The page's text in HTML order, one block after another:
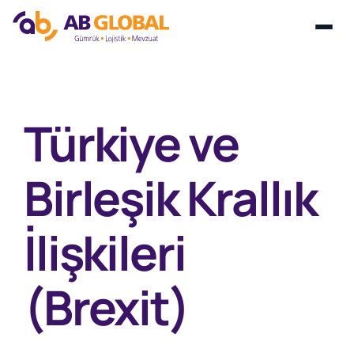
Türkiye ve
Birleşik Krallık
İlişkileri
(Brexit)